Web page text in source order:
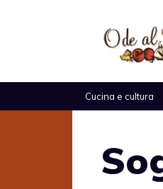
Cucina e cultura